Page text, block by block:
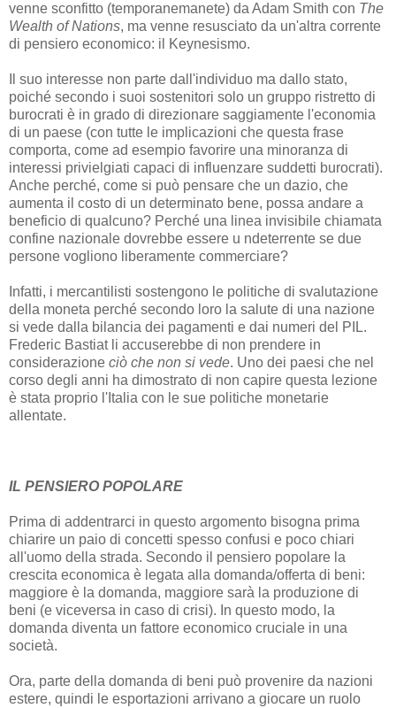
venne sconfitto (temporanemanete) da Adam Smith con The
Wealth of Nations, ma venne resusciato da un'altra corrente
di pensiero economico: il Keynesismo.
Il suo interesse non parte dall'individuo ma dallo stato,
poiché secondo i suoi sostenitori solo un gruppo ristretto di
burocrati è in grado di direzionare saggiamente l'economia
di un paese (con tutte le implicazioni che questa frase
comporta, come ad esempio favorire una minoranza di
interessi privielgiati capaci di influenzare suddetti burocrati).
Anche perché, come si può pensare che un dazio, che
aumenta il costo di un determinato bene, possa andare a
beneficio di qualcuno? Perché una linea invisibile chiamata
confine nazionale dovrebbe essere u ndeterrente se due
persone vogliono liberamente commerciare?
Infatti, i mercantilisti sostengono le politiche di svalutazione
della moneta perché secondo loro la salute di una nazione
si vede dalla bilancia dei pagamenti e dai numeri del PIL.
Frederic Bastiat li accuserebbe di non prendere in
considerazione ciò che non si vede. Uno dei paesi che nel
corso degli anni ha dimostrato di non capire questa lezione
è stata proprio l'Italia con le sue politiche monetarie
allentate.
IL PENSIERO POPOLARE
Prima di addentrarci in questo argomento bisogna prima
chiarire un paio di concetti spesso confusi e poco chiari
all'uomo della strada. Secondo il pensiero popolare la
crescita economica è legata alla domanda/offerta di beni:
maggiore è la domanda, maggiore sarà la produzione di
beni (e viceversa in caso di crisi). In questo modo, la
domanda diventa un fattore economico cruciale in una
società.
Ora, parte della domanda di beni può provenire da nazioni
estere, quindi le esportazioni arrivano a giocare un ruolo